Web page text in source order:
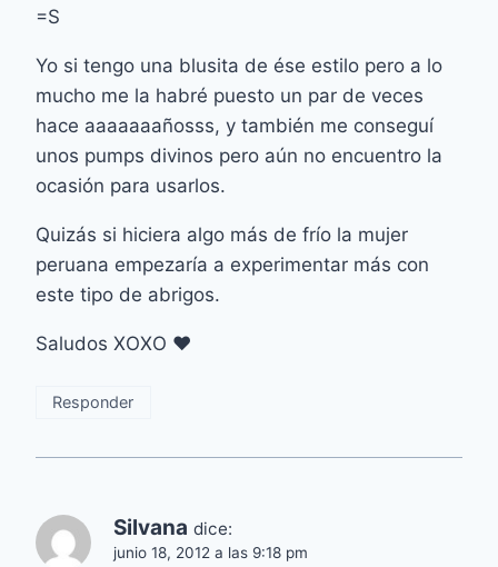
=S
Yo si tengo una blusita de ése estilo pero a lo
mucho me la habré puesto un par de veces
hace aaaaaaañosss, y también me conseguí
unos pumps divinos pero aún no encuentro la
ocasión para usarlos.
Quizás si hiciera algo más de frío la mujer
peruana empezaría a experimentar más con
este tipo de abrigos.
Saludos XOXO ♥
Responder
Silvana dice:
junio 18, 2012 a las 9:18 pm